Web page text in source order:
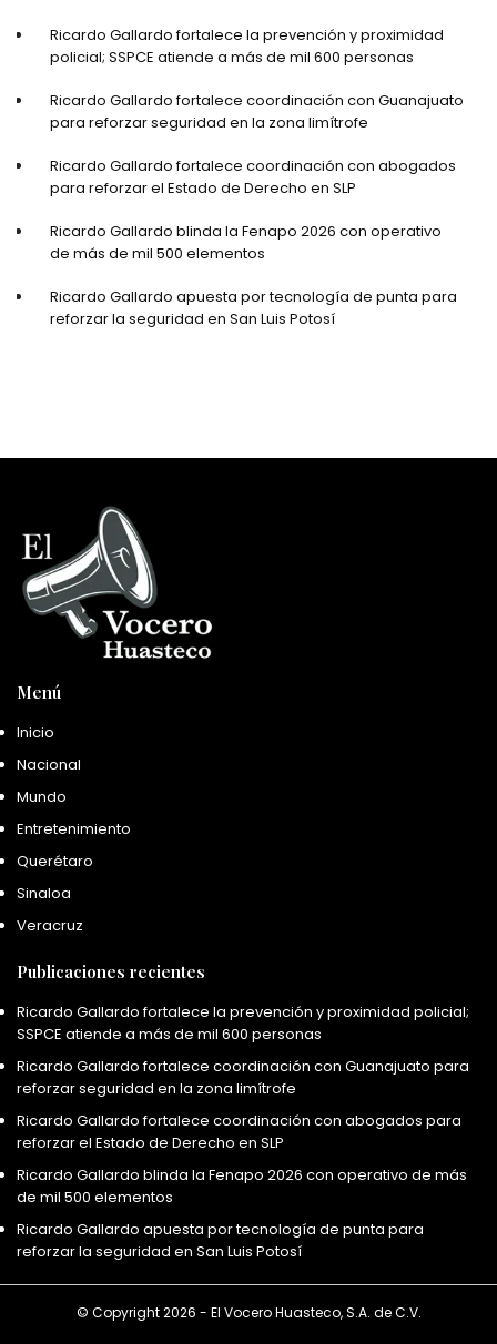
Ricardo Gallardo fortalece la prevención y proximidad
policial; SSPCE atiende a más de mil 600 personas
Ricardo Gallardo fortalece coordinación con Guanajuato
para reforzar seguridad en la zona limítrofe
Ricardo Gallardo fortalece coordinación con abogados
para reforzar el Estado de Derecho en SLP
Ricardo Gallardo blinda la Fenapo 2026 con operativo
de más de mil 500 elementos
Ricardo Gallardo apuesta por tecnología de punta para
reforzar la seguridad en San Luis Potosí
Menú
Inicio
Nacional
Mundo
Entretenimiento
Querétaro
Sinaloa
Veracruz
Publicaciones recientes
Ricardo Gallardo fortalece la prevención y proximidad policial;
SSPCE atiende a más de mil 600 personas
Ricardo Gallardo fortalece coordinación con Guanajuato para
reforzar seguridad en la zona limítrofe
Ricardo Gallardo fortalece coordinación con abogados para
reforzar el Estado de Derecho en SLP
Ricardo Gallardo blinda la Fenapo 2026 con operativo de más
de mil 500 elementos
Ricardo Gallardo apuesta por tecnología de punta para
reforzar la seguridad en San Luis Potosí
© Copyright 2026 - El Vocero Huasteco, S.A. de C.V.